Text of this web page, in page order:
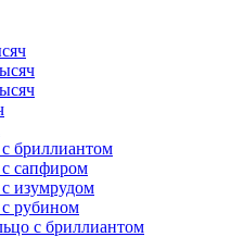
бриллиантом
с сапфиром
изумрудом
с рубином
с бриллиантом